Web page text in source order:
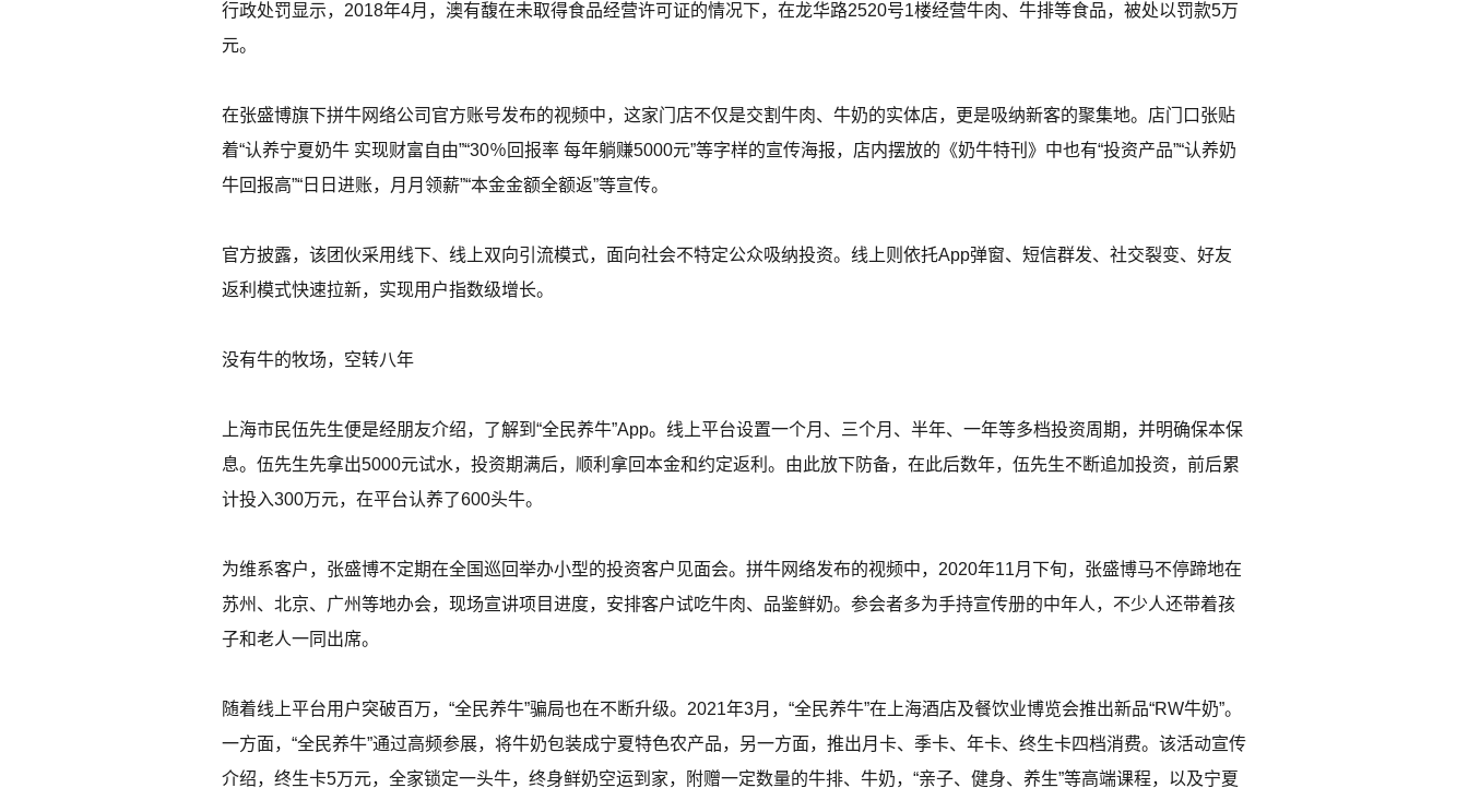
行政处罚显示，2018年4月，澳有馥在未取得食品经营许可证的情况下，在龙华路2520号1楼经营牛肉、牛排等食品，被处以罚款5万
元。
在张盛博旗下拼牛网络公司官方账号发布的视频中，这家门店不仅是交割牛肉、牛奶的实体店，更是吸纳新客的聚集地。店门口张贴
着“认养宁夏奶牛 实现财富自由”“30％回报率 每年躺赚5000元”等字样的宣传海报，店内摆放的《奶牛特刊》中也有“投资产品”“认养奶
牛回报高”“日日进账，月月领薪”“本金金额全额返”等宣传。
官方披露，该团伙采用线下、线上双向引流模式，面向社会不特定公众吸纳投资。线上则依托App弹窗、短信群发、社交裂变、好友
返利模式快速拉新，实现用户指数级增长。
没有牛的牧场，空转八年
上海市民伍先生便是经朋友介绍，了解到“全民养牛”App。线上平台设置一个月、三个月、半年、一年等多档投资周期，并明确保本保
息。伍先生先拿出5000元试水，投资期满后，顺利拿回本金和约定返利。由此放下防备，在此后数年，伍先生不断追加投资，前后累
计投入300万元，在平台认养了600头牛。
为维系客户，张盛博不定期在全国巡回举办小型的投资客户见面会。拼牛网络发布的视频中，2020年11月下旬，张盛博马不停蹄地在
苏州、北京、广州等地办会，现场宣讲项目进度，安排客户试吃牛肉、品鉴鲜奶。参会者多为手持宣传册的中年人，不少人还带着孩
子和老人一同出席。
随着线上平台用户突破百万，“全民养牛”骗局也在不断升级。2021年3月，“全民养牛”在上海酒店及餐饮业博览会推出新品“RW牛奶”。
一方面，“全民养牛”通过高频参展，将牛奶包装成宁夏特色农产品，另一方面，推出月卡、季卡、年卡、终生卡四档消费。该活动宣传
介绍，终生卡5万元，全家锁定一头牛，终身鲜奶空运到家，附赠一定数量的牛排、牛奶，“亲子、健身、养生”等高端课程，以及宁夏